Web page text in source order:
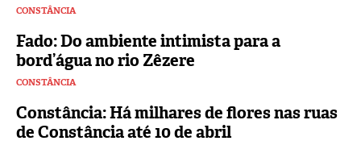
CONSTÂNCIA
Fado: Do ambiente intimista para a
bord’água no rio Zêzere
CONSTÂNCIA
Constância: Há milhares de flores nas ruas
de Constância até 10 de abril